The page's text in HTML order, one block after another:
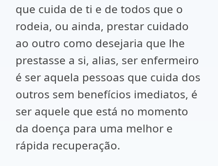
que cuida de ti e de todos que o
rodeia, ou ainda, prestar cuidado
ao outro como desejaria que lhe
prestasse a si, alias, ser enfermeiro
é ser aquela pessoas que cuida dos
outros sem benefícios imediatos, é
ser aquele que está no momento
da doença para uma melhor e
rápida recuperação.